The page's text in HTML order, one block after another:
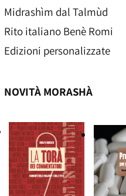
Midrashìm dal Talmùd
Rito italiano Benè Romi​
Edizioni personalizzate
NOVITÀ MORASHÀ